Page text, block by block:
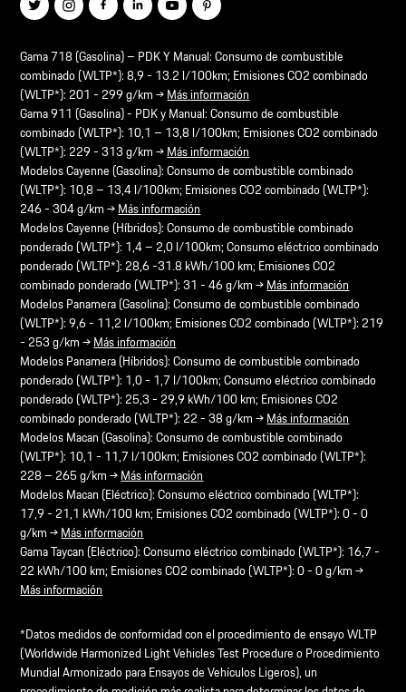
Gama 718 (Gasolina) – PDK Y Manual: Consumo de combustible
combinado (WLTP*): 8,9 - 13.2 l/100km; Emisiones CO2 combinado
(WLTP*): 201 - 299 g/km →Más información
Gama 911 (Gasolina) - PDK y Manual: Consumo de combustible
combinado (WLTP*): 10,1 – 13,8 l/100km; Emisiones CO2 combinado
(WLTP*): 229 - 313 g/km →Más información
Modelos Cayenne (Gasolina): Consumo de combustible combinado
(WLTP*): 10,8 – 13,4 l/100km; Emisiones CO2 combinado (WLTP*):
246 - 304 g/km →Más información
Modelos Cayenne (Híbridos): Consumo de combustible combinado
ponderado (WLTP*): 1,4 – 2,0 l/100km; Consumo eléctrico combinado
ponderado (WLTP*): 28,6 -31.8 kWh/100 km; Emisiones CO2
combinado ponderado (WLTP*): 31 - 46 g/km →Más información
Modelos Panamera (Gasolina): Consumo de combustible combinado
(WLTP*): 9,6 - 11,2 l/100km; Emisiones CO2 combinado (WLTP*): 219
- 253 g/km →Más información
Modelos Panamera (Híbridos): Consumo de combustible combinado
ponderado (WLTP*): 1,0 - 1,7 l/100km; Consumo eléctrico combinado
ponderado (WLTP*): 25,3 - 29,9 kWh/100 km; Emisiones CO2
combinado ponderado (WLTP*): 22 - 38 g/km →Más información
Modelos Macan (Gasolina): Consumo de combustible combinado
(WLTP*): 10,1 - 11,7 l/100km; Emisiones CO2 combinado (WLTP*):
228 – 265 g/km →Más información
Modelos Macan (Eléctrico): Consumo eléctrico combinado (WLTP*):
17,9 - 21,1 kWh/100 km; Emisiones CO2 combinado (WLTP*): 0 - 0
g/km →Más información
Gama Taycan (Eléctrico): Consumo eléctrico combinado (WLTP*): 16,7 -
22 kWh/100 km; Emisiones CO2 combinado (WLTP*): 0 - 0 g/km →
Más información
*Datos medidos de conformidad con el procedimiento de ensayo WLTP
(Worldwide Harmonized Light Vehicles Test Procedure o Procedimiento
Mundial Armonizado para Ensayos de Vehículos Ligeros), un